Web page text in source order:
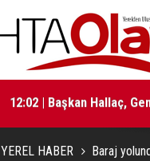
12:01 | Milletvekili Şan:
YEREL HABER Baraj